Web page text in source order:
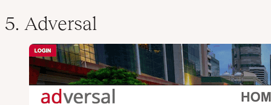
5. Adversal